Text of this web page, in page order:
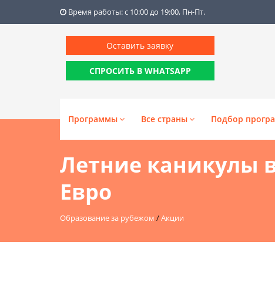
Время работы: с 10:00 до 19:00, Пн-Пт.
Оставить заявку
СПРОСИТЬ В WHATSAPP
Программы Все страны Подбор
Летние каникулы
Евро
Образование за рубежом /Акции